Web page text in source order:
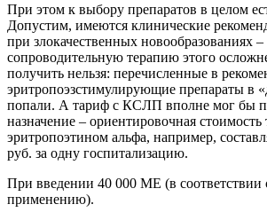
При этом к выбору препаратов в целом
Допустим, имеются клинические
при злокачественных новообразованиях –
сопроводительную терапию этого
получить нельзя: перечисленные в
эритропоэзстимулирующие препараты в
попали. А тариф с КСЛП вполне мог бы
назначение – ориентировочная стоимость
эритропоэтином альфа, например,
руб. за одну госпитализацию.
При введении 40 000 МЕ (в соответствии
применению).